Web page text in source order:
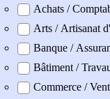
professionel
Achats /
Arts / Artisanat
Banque /
Bâtiment /
Commerce /